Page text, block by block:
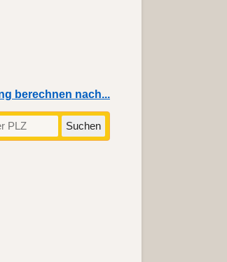
berechnen nach...